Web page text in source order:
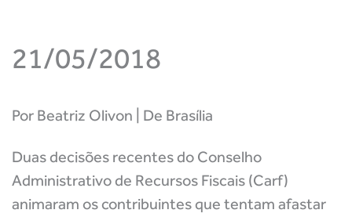
21/05/2018
Por Beatriz Olivon | De Brasília
Duas decisões recentes do Conselho
Administrativo de Recursos Fiscais (Carf)
animaram os contribuintes que tentam afastar